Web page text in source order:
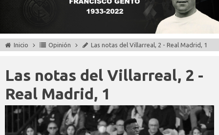
Inicio Opinión Las notas del Villarreal, 2 - Real Madrid, 1
Las notas del Villarreal, 2 -
Real Madrid, 1